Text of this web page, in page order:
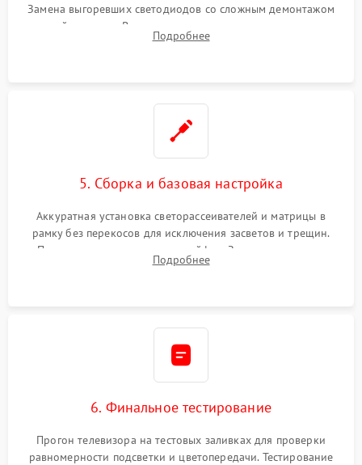
Замена выгоревших светодиодов со сложным демонтажом
хрупкой матрицы. Восстановление поврежденных дорожек,
прошивка микросхем памяти EEPROM
Подробнее
5. Сборка и базовая настройка
Аккуратная установка светорассеивателей и матрицы в
рамку без перекосов для исключения засветов и трещин.
Подключение внутренних шлейфов. Закрытие корпуса.
Сброс настроек и обновление программного обеспечения.
Подробнее
6. Финальное тестирование
Прогон телевизора на тестовых заливках для проверки
равномерности подсветки и цветопередачи. Тестирование